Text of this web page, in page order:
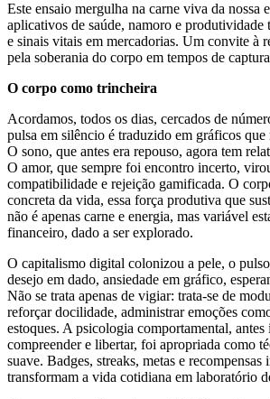
Este ensaio mergulha na carne viva da nossa
aplicativos de saúde, namoro e produtividade
e sinais vitais em mercadorias. Um convite à
pela soberania do corpo em tempos de
O corpo como trincheira
Acordamos, todos os dias, cercados de
pulsa em silêncio é traduzido em gráficos que
O sono, que antes era repouso, agora tem
O amor, que sempre foi encontro incerto,
compatibilidade e rejeição gamificada. O
concreta da vida, essa força produtiva que
não é apenas carne e energia, mas variável
financeiro, dado a ser explorado.
O capitalismo digital colonizou a pele, o
desejo em dado, ansiedade em gráfico,
Não se trata apenas de vigiar: trata-se de
reforçar docilidade, administrar emoções
estoques. A psicologia comportamental, antes
compreender e libertar, foi apropriada como
suave. Badges, streaks, metas e recompensas
transformam a vida cotidiana em laboratório